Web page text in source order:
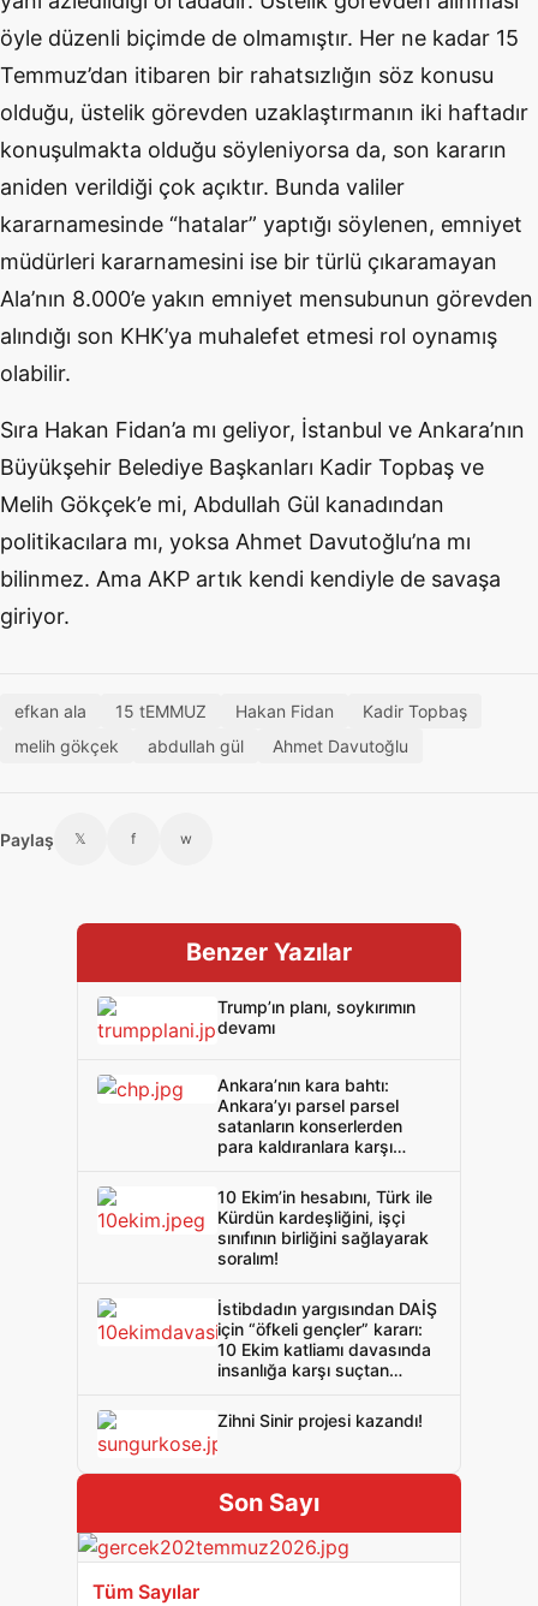
öyle düzenli biçimde de olmamıştır. Her ne kadar 15
Temmuz’dan itibaren bir rahatsızlığın söz konusu
olduğu, üstelik görevden uzaklaştırmanın iki haftadır
konuşulmakta olduğu söyleniyorsa da, son kararın
aniden verildiği çok açıktır. Bunda valiler
kararnamesinde “hatalar” yaptığı söylenen, emniyet
müdürleri kararnamesini ise bir türlü çıkaramayan
Ala’nın 8.000’e yakın emniyet mensubunun görevden
alındığı son KHK’ya muhalefet etmesi rol oynamış
olabilir.
Sıra Hakan Fidan’a mı geliyor, İstanbul ve Ankara’nın
Büyükşehir Belediye Başkanları Kadir Topbaş ve
Melih Gökçek’e mi, Abdullah Gül kanadından
politikacılara mı, yoksa Ahmet Davutoğlu’na mı
bilinmez. Ama AKP artık kendi kendiyle de savaşa
giriyor.
efkan ala 15 tEMMUZ Hakan Fidan
Kadir Topbaş
melih gökçek
abdullah gül Ahmet Davutoğlu
Paylaş 𝕏 f w
Benzer Yazılar
Trump’ın planı, soykırımın
devamı
Ankara’nın kara bahtı:
Ankara’yı parsel parsel
satanların konserlerden
para kaldıranlara karşı
10 Ekim’in hesabını, Türk ile
Kürdün kardeşliğini, işçi
sınıfının birliğini sağlayarak
soralım!
İstibdadın yargısından DAİŞ
için “öfkeli gençler” kararı:
10 Ekim katliamı davasında
insanlığa karşı suçtan
Zihni Sinir projesi kazandı!
Son Sayı
Tüm Sayılar